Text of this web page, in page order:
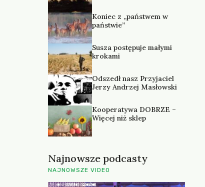
Koniec z „państwem w
państwie”
Susza postępuje małymi
krokami
Odszedł nasz Przyjaciel
Jerzy Andrzej Masłowski
Kooperatywa DOBRZE –
Więcej niż sklep
Najnowsze podcasty
NAJNOWSZE VIDEO